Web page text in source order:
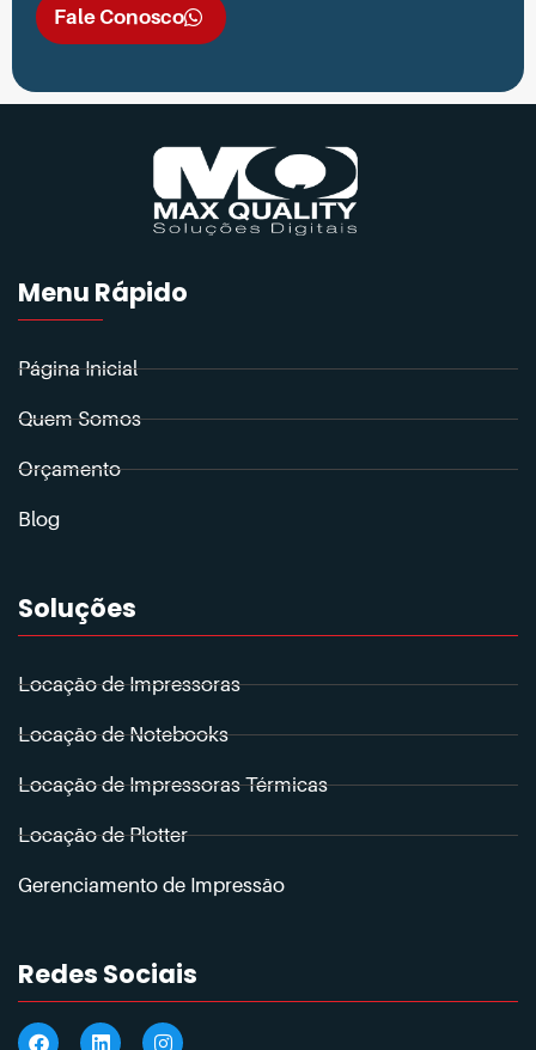
Fale Conosco
Menu Rápido
Página Inicial
Quem Somos
Orçamento
Blog
Soluções
Locação de Impressoras
Locação de Notebooks
Locação de Impressoras Térmicas
Locação de Plotter
Gerenciamento de Impressão
Redes Sociais